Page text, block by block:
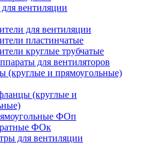
вентиляции
для вентиляции
пластинчатые
круглые трубчатые
для вентиляторов
(круглые и прямоугольные)
(круглые и
ФОп
ФОк
для вентиляции